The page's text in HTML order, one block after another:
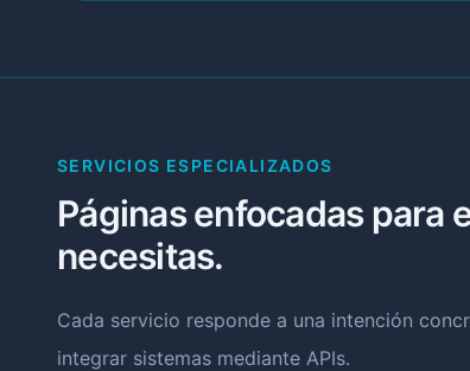
SERVICIOS ESPECIALIZADOS
Páginas enfocadas para
necesitas.
Cada servicio responde a una intención
integrar sistemas mediante APIs.